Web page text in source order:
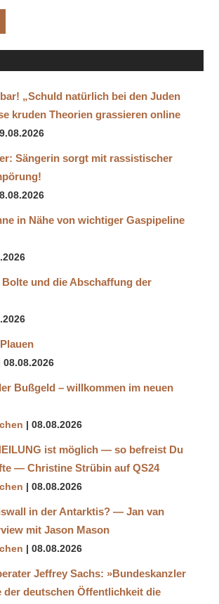
„Schuld natürlich bei den Juden
kruden Theorien grassieren online
Sängerin sorgt mit rassistischer
in Nähe von wichtiger Gaspipeline
und die Abschaffung der
08.08.2026
Bußgeld – willkommen im neuen
08.08.2026
ist möglich — so befreist Du
— Christine Strübin auf QS24
08.08.2026
in der Antarktis? — Jan van
mit Jason Mason
08.08.2026
Jeffrey Sachs: »Bundeskanzler
der deutschen Öffentlichkeit die